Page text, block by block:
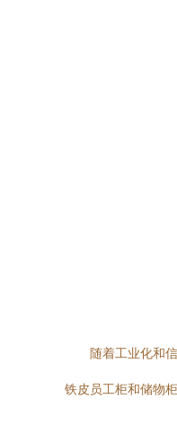
随着工业化和
铁皮员工柜和储物